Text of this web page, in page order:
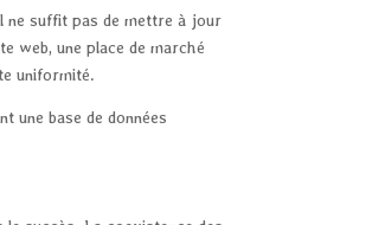
il ne suffit pas de mettre à jour
web, une place de marché
uniformité.
une base de données